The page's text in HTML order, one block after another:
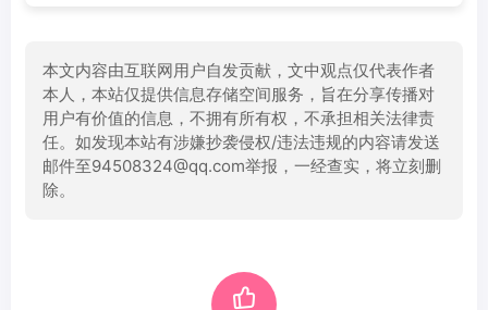
本文内容由互联网用户自发贡献，文中观点仅代表作者
本人，本站仅提供信息存储空间服务，旨在分享传播对
用户有价值的信息，不拥有所有权，不承担相关法律责
任。如发现本站有涉嫌抄袭侵权/违法违规的内容请发送
邮件至94508324@qq.com举报，一经查实，将立刻删
除。